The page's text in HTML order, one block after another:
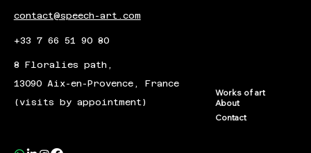
contact@speech-art.com
+33 7 66 51 90 80
8 Floralies path,
13090 Aix-en-Provence, France
(visits by appointment)
Works of art
About
Contact